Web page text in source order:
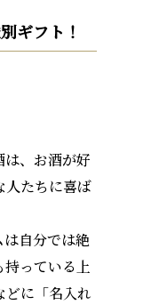
ギフト！
、お酒が好
人たちに喜ば
自分では絶
っている上
どに「名入れ